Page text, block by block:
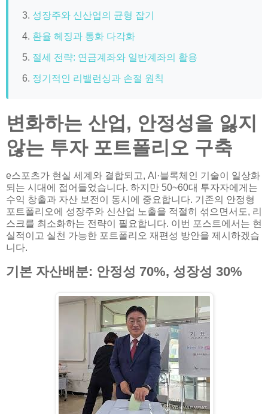
성장주와 신산업의 균형 잡기
환율 헤징과 통화 다각화
절세 전략: 연금계좌와 일반계좌의 활용
정기적인 리밸런싱과 손절 원칙
변화하는 산업, 안정성을 잃지
않는 투자 포트폴리오 구축
e스포츠가 현실 세계와 결합되고, AI·블록체인 기술이 일상화
되는 시대에 접어들었습니다. 하지만 50~60대 투자자에게는
수익 창출과 자산 보전이 동시에 중요합니다. 기존의 안정형
포트폴리오에 성장주와 신산업 노출을 적절히 섞으면서도, 리
스크를 최소화하는 전략이 필요합니다. 이번 포스트에서는 현
실적이고 실천 가능한 포트폴리오 재편성 방안을 제시하겠습
니다.
기본 자산배분: 안정성 70%, 성장성 30%